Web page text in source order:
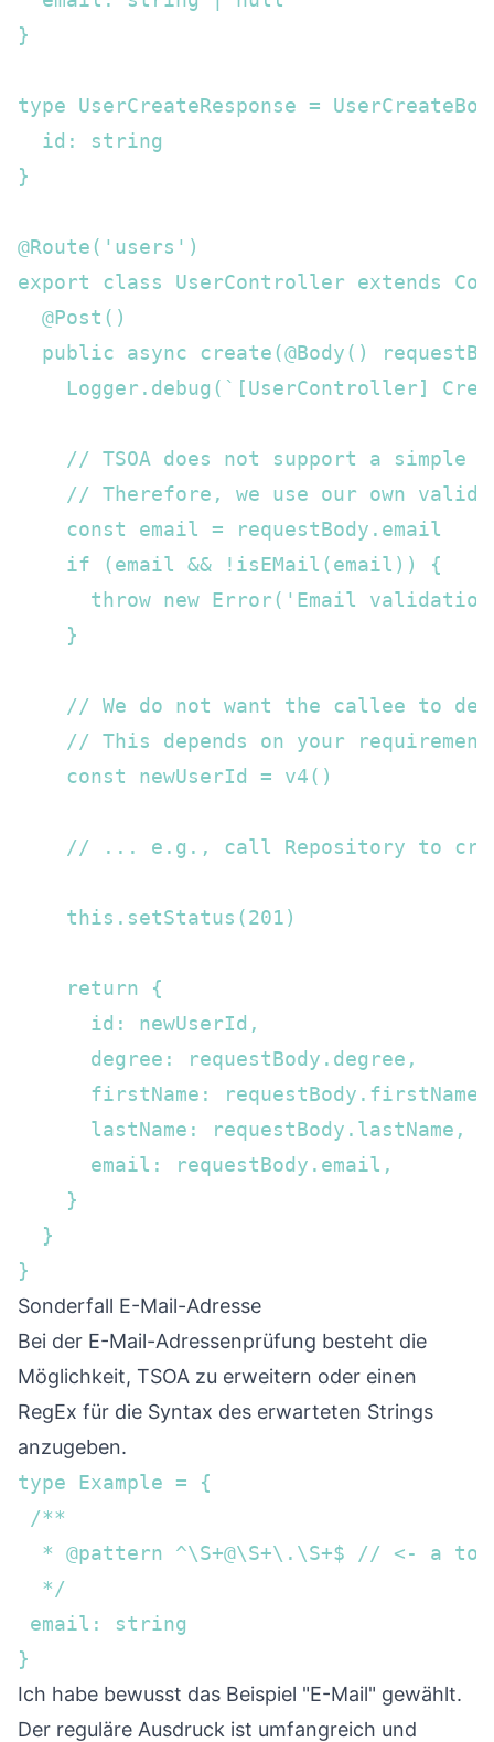
}
type UserCreateResponse =
  id: string
}
@Route('users')
export class UserController extends
  @Post()
public async create(@Body()
Logger.debug(`[UserController]
// TSOA does not support a simple
// Therefore, we use our own
    const email = requestBody.email
    if (email && !isEMail(email)) {
throw new Error('Email
    }
// We do not want the callee to
// This depends on your
    const newUserId = v4()
// ... e.g., call Repository to
    this.setStatus(201)
    return {
      id: newUserId,
      degree: requestBody.degree,
firstName:
      lastName: requestBody.lastName,
      email: requestBody.email,
    }
  }
}
Sonderfall E-Mail-Adresse
Bei der E-Mail-Adressenprüfung besteht die
Möglichkeit, TSOA zu erweitern oder einen
RegEx für die Syntax des erwarteten Strings
anzugeben.
type Example = {
/**
* @pattern ^\S+@\S+\.\S+$ // <- a
  */
email: string
}
Ich habe bewusst das Beispiel "E-Mail" gewählt.
Der reguläre Ausdruck ist umfangreich und